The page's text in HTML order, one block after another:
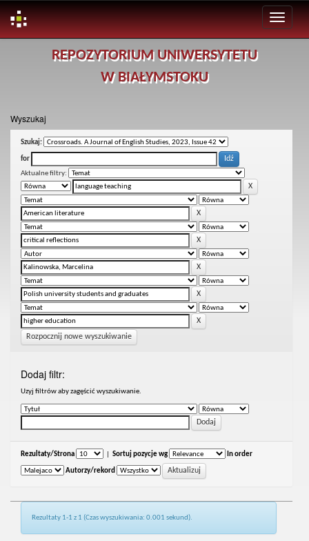
REPOZYTORIUM UNIWERSYTETU
W BIAŁYMSTOKU
Wyszukaj
Szukaj:
for
Aktualne filtry:
Rozpocznij nowe wyszukiwanie
Dodaj filtr:
Uzyj filtrów aby zagęścić wyszukiwanie.
Rezultaty/Strona Sortuj pozycje wg In order
Autorzy/rekord
Rezultaty 1-1 z 1 (Czas wyszukiwania: 0.001 sekund).